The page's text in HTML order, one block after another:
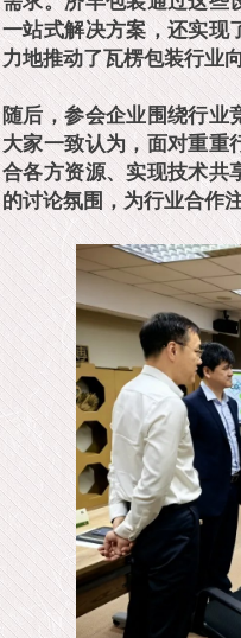
一站式解决方案，还实现
力地推动了瓦楞包装行业
随后，参会企业围绕行业
大家一致认为，面对重重
合各方资源、实现技术共
的讨论氛围，为行业合作